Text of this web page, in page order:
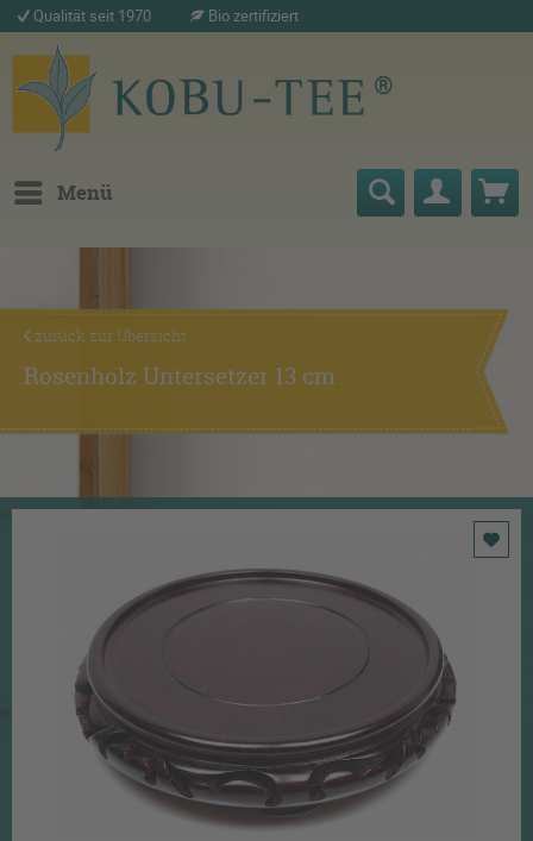
Qualität seit 1970 Bio zertifiziert
Menü
zurück zur Übersicht
Rosenholz Untersetzer 13 cm